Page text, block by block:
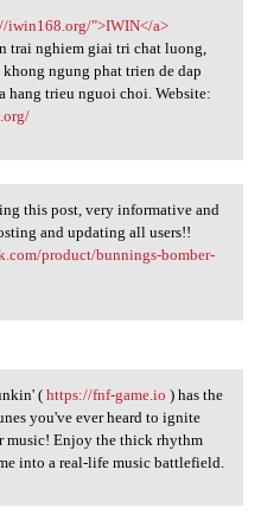
iwin168.org
iwin168.org/">IWIN</a>
trai nghiem giai tri chat luong,
khong ngung phat trien de dap
hang trieu nguoi choi. Website:
this post,
this post, very informative and
and updating all users!!
product/bunnings-bomber-
( https:
( https://fnf-game.io ) has the
you've ever heard to ignite
music! Enjoy the thick rhythm
into a real-life music battlefield.